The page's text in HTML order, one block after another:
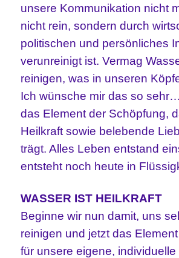
unsere Kommunikation nicht
nicht rein, sondern durch
politischen und persönliches
verunreinigt ist. Vermag
reinigen, was in unseren
Ich wünsche mir das so
das Element der Schöpfung,
Heilkraft sowie belebende
trägt. Alles Leben entstand
entsteht noch heute in
WASSER IST HEILKRAFT
Beginne wir nun damit, uns
reinigen und jetzt das
für unsere eigene, individuelle